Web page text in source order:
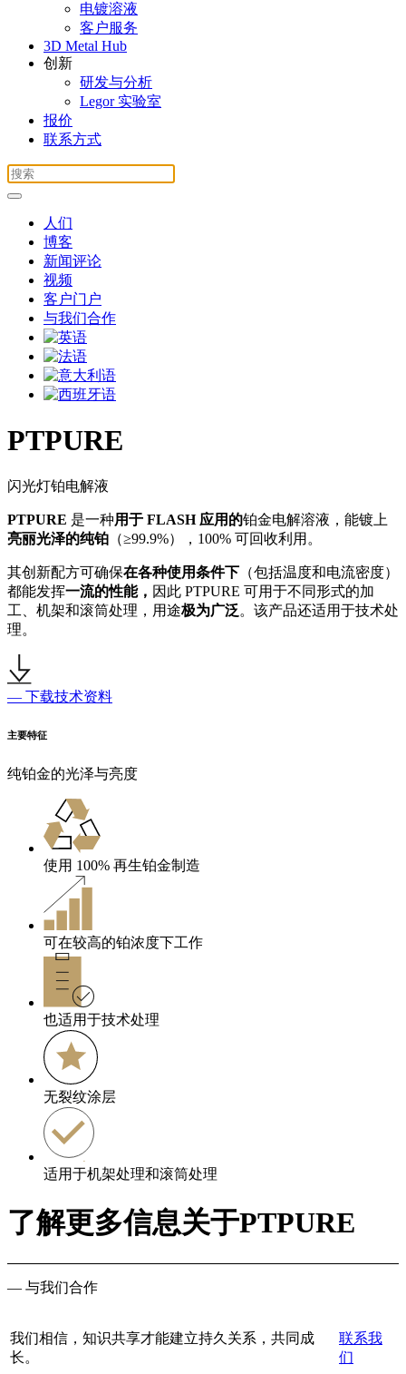
电镀溶液
客户服务
3D Metal Hub
创新
研发与分析
Legor 实验室
报价
联系方式
人们
博客
新闻评论
视频
客户门户
与我们合作
PTPURE
闪光灯铂电解液
PTPURE 是一种用于 FLASH 应用的铂金电解溶液，能镀上
亮丽光泽的纯铂 （≥99.9%），100% 可回收利用。
其创新配方可确保在各种使用条件下 （包括温度和电流密度）
都能发挥一流的性能， 因此 PTPURE 可用于不同形式的加
工、机架和滚筒处理，用途极为广泛 。该产品还适用于技术处
理。
— 下载技术资料
主要特征
纯铂金的光泽与亮度
使用 100% 再生铂金制造
可在较高的铂浓度下工作
也适用于技术处理
无裂纹涂层
适用于机架处理和滚筒处理
了解更多信息关于PTPURE
— 与我们合作
我们相信，知识共享才能建立持久关系，共同成
长。
联系我
们